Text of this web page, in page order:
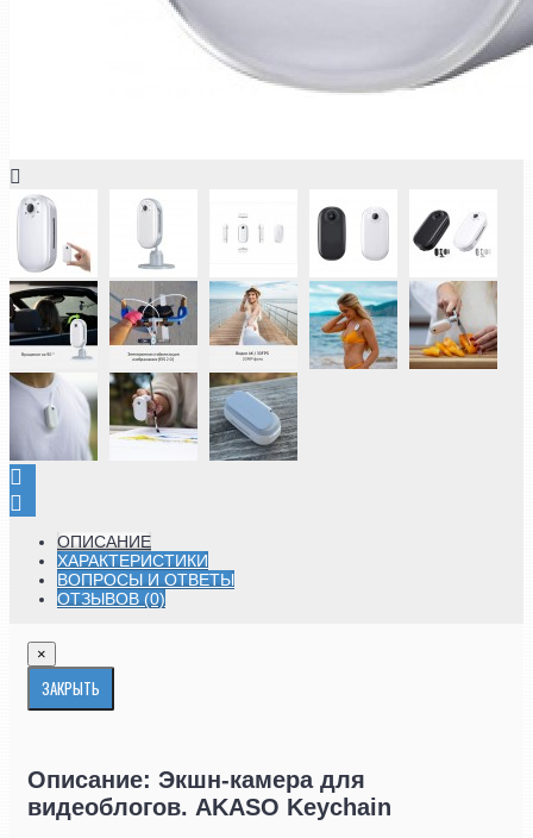
ОПИСАНИЕ
ХАРАКТЕРИСТИКИ
ВОПРОСЫ И ОТВЕТЫ
ОТЗЫВОВ (0)
×
ЗАКРЫТЬ
Описание: Экшн-камера для
видеоблогов. AKASO Keychain